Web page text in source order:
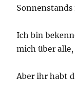
Ich bin
mich über
Aber ihr habt